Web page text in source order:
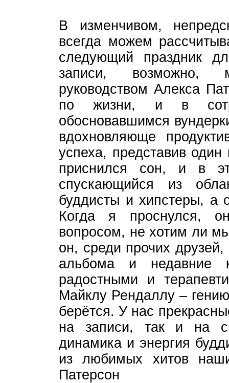
В изменчивом,
всегда можем
следующий праздник
записи, возможно,
руководством Алекса
по жизни, и в
обосновавшимся
вдохновляюще
успеха, представив
приснился сон, и в
спускающийся из
буддисты и хипстеры, а
Когда я проснулся,
вопросом, не хотим ли
он, среди прочих друзей,
альбома и недавние
радостными и
Майклу Рендаллу –
берётся. У нас
на записи, так и на
динамика и энергия
из любимых хитов
Патерсон